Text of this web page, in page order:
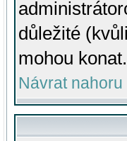
důležité
mohou konat.
Návrat nahoru